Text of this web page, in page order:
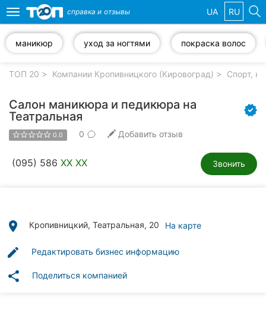
компании
Популярные
рубрики:
Стоматологии
Ветеринарные
Автошколы
Toggle
navigation
справка и отзывы UA RU
маникюр уход за ногтями покраска волос
ТОП 20 Компании Кропивницкого (Кировоград) Спорт,
Салон маникюра и педикюра на
Театральная
0.0 0 Добавить отзыв
(095) 586 XX XX Звонить
place Кропивницкий, Театральная, 20 На карте
edit Редактировать бизнес информацию
share Поделиться компанией